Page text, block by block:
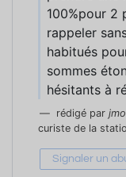
100%pour 2
rappeler
habitués
sommes
hésitants à
rédigé par jmo
curiste de la
Signaler un